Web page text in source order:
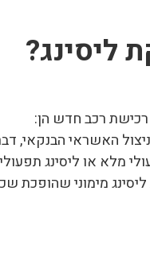
ליסינג?
רכישת רכב חדש הן:
האשראי הבנקאי,
מלא או ליסינג
מימוני שהופכת